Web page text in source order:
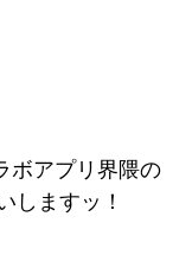
ボアプリ界隈の
しますッ！